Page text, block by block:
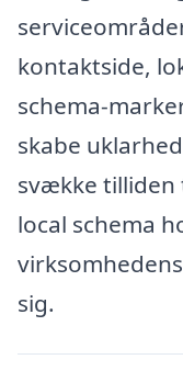
kontaktside,
schema-
skabe
svække
local schema
sig.